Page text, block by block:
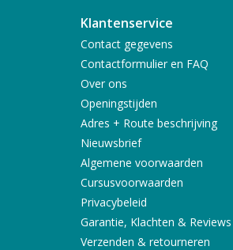
Klantenservice
Contact gegevens
Contactformulier en FAQ
Over ons
Openingstijden
Adres + Route beschrijving
Nieuwsbrief
Algemene voorwaarden
Cursusvoorwaarden
Privacybeleid
Garantie, Klachten & Reviews
Verzenden & retourneren